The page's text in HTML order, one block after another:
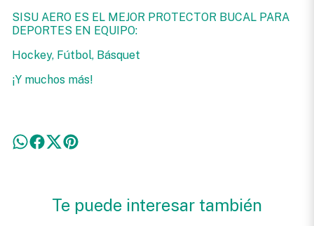
SISU AERO ES EL MEJOR PROTECTOR BUCAL PARA
DEPORTES EN EQUIPO:
Hockey, Fútbol, Básquet
¡Y muchos más!
Te puede interesar también